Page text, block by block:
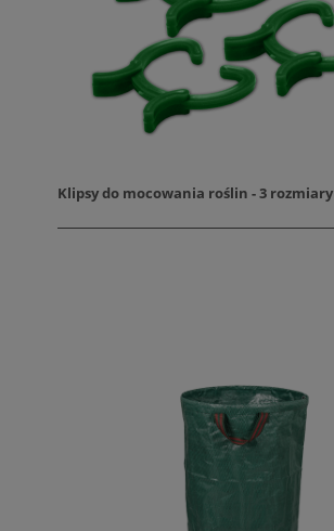
Klipsy do mocowania roślin - 3 rozmiary